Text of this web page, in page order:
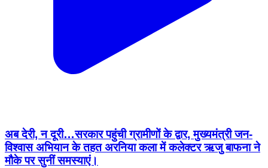
अब देरी, न दूरी…सरकार पहुंची ग्रामीणों के द्वार, मुख्यमंत्री जन-
विश्वास अभियान के तहत अरनिया कला में कलेक्टर ऋजु बाफना ने
मौके पर सुनीं समस्याएं।